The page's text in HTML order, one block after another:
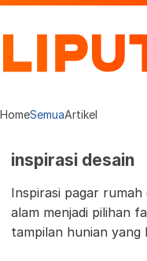
HomeSemuaArtikel
inspirasi desain
Inspirasi pagar
alam menjadi pilihan
tampilan hunian yang